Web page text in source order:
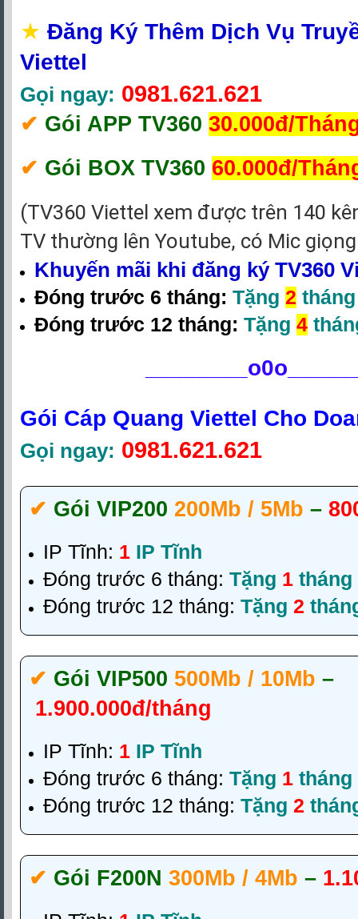
★ Đăng Ký Thêm Dịch Vụ
Viettel
Gọi ngay: 0981.621.621
✔‎ Gói APP TV360 30.000đ/
✔‎ Gói BOX TV360 60.000đ/
(TV360 Viettel xem được trên 140
TV thường lên Youtube, có Mic
Khuyến mãi khi đăng ký TV360
Đóng trước 6 tháng: Tặng 2 tháng
Đóng trước 12 tháng: Tặng 4
Gói Cáp Quang Viettel Cho
Gọi ngay: 0981.621.621
✔‎ Gói VIP200 200Mb / 5Mb –
IP Tĩnh: 1 IP Tĩnh
Đóng trước 6 tháng: Tặng 1 tháng
Đóng trước 12 tháng: Tặng 2
✔‎ Gói VIP500 500Mb / 10Mb –
1.900.000đ/tháng
IP Tĩnh: 1 IP Tĩnh
Đóng trước 6 tháng: Tặng 1 tháng
Đóng trước 12 tháng: Tặng 2
✔‎ Gói F200N 300Mb / 4Mb –